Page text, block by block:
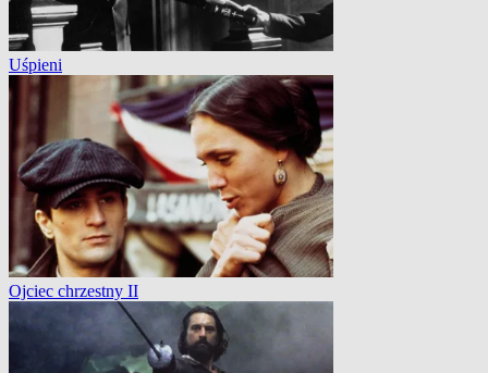
Uśpieni
Ojciec chrzestny II